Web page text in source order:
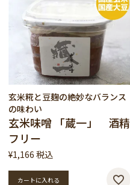
玄米糀と豆麹の絶妙なバランス
の味わい
玄米味噌 「蔵一」 酒精
フリー
¥1,166 税込
カートに入れる